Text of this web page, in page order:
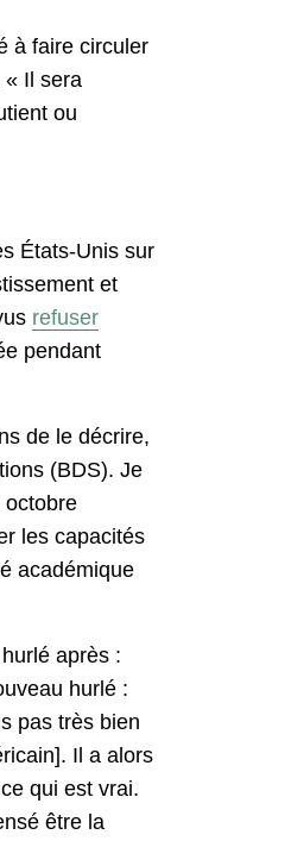
à faire circuler
« Il sera
ou
États-Unis sur
et
refuser
pendant
de le décrire,
(BDS). Je
octobre
les capacités
académique
après :
hurlé :
pas très bien
Il a alors
qui est vrai.
être la